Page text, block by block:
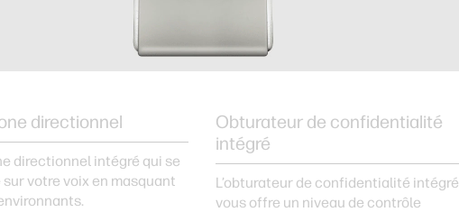
directionnel
directionnel intégré qui se
votre voix en masquant
Obturateur de confidentialité
intégré
L’obturateur de confidentialité intégré
vous offre un niveau de contrôle